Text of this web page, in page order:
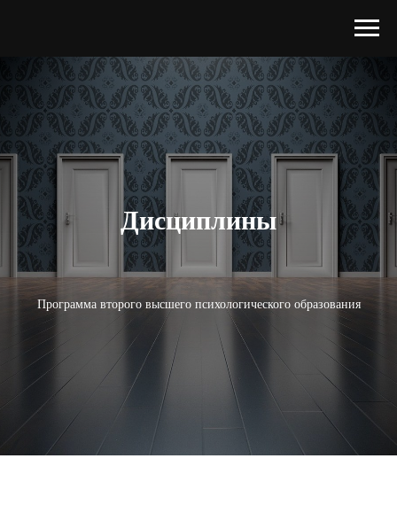
Дисциплины
Программа второго высшего психологического образования